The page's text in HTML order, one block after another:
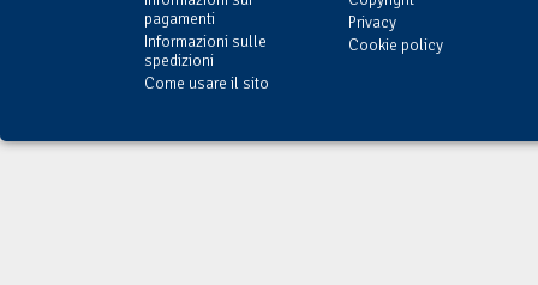
pagamenti
Informazioni sulle
spedizioni
Come usare il sito
Privacy
Cookie policy